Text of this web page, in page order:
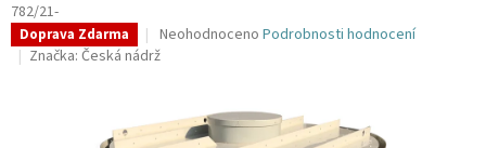
782/21-
Doprava Zdarma
Průměrné
hodnocení
0,0
z
Neohodnoceno Podrobnosti hodnocení
Značka: Česká nádrž